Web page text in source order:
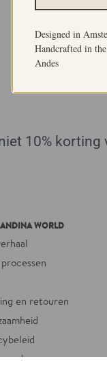
10% korting
WORLD
en retouren
Designed in
Handcrafted in
Andes